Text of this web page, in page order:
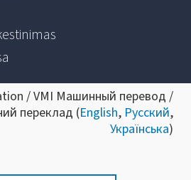
/ VMI Машинный перевод /
переклад (English, Русский,
Українська)